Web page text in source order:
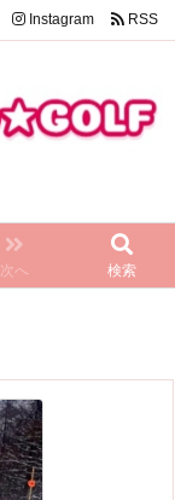
次へ 検索
Instagram RSS